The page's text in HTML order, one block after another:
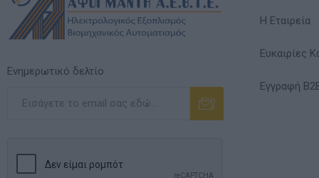
Ενημερωτικό δελτίο
Η Εταιρεία
Ευκαιρίες
Εγγραφή